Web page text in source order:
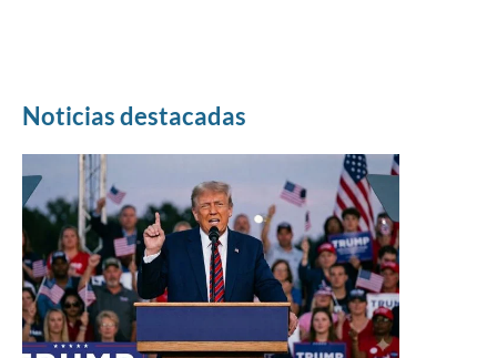
Noticias destacadas